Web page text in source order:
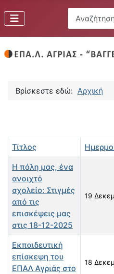
Αναζήτηση...
Βρίσκεστε εδώ: Αρχική
Τίτλος
Η πόλη μας, ένα
ανοιχτό
σχολείο: Στιγμές
από τις
επισκέψεις μας
στις 18-12-2025
19
Εκπαιδευτική
επίσκεψη του
ΕΠΑΛ Αγριάς στο
18